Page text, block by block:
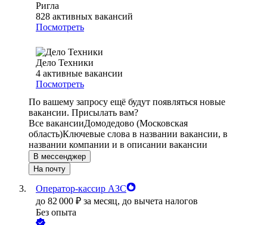
Ригла
828 активных вакансий
Посмотреть
Дело Техники
4 активные вакансии
Посмотреть
По вашему запросу ещё будут появляться новые
вакансии. Присылать вам?
Все вакансииДомодедово (Московская
область)Ключевые слова в названии вакансии, в
названии компании и в описании вакансии
В мессенджер
На почту
Оператор-кассир АЗС
до 82 000 ₽ за месяц, до вычета налогов
Без опыта